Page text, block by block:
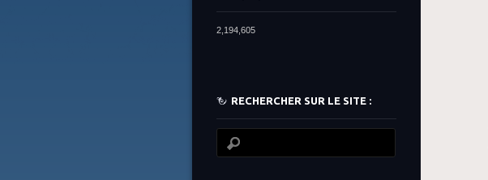
2,194,605
RECHERCHER SUR LE SITE :